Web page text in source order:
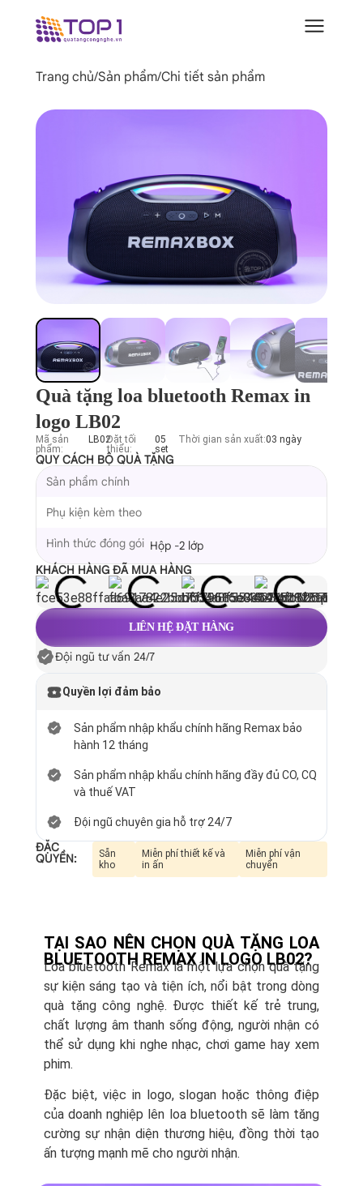
Trang chủ/Sản phẩm/Chi tiết sản phẩm
Quà tặng loa bluetooth Remax in
logo LB02
Mã sản
phẩm:
LB02Đặt tối
thiểu:
05
set
Thời gian sản xuất:03 ngày
QUY CÁCH BỘ QUÀ TẶNG
Sản phẩm chính
Phụ kiện kèm theo
Hình thức đóng gói Hộp -2 lớp
KHÁCH HÀNG ĐÃ MUA HÀNG
LIÊN HỆ ĐẶT HÀNG
Đội ngũ tư vấn 24/7
Quyền lợi đảm bảo
Sản phẩm nhập khẩu chính hãng Remax bảo
hành 12 tháng
Sản phẩm nhập khẩu chính hãng đầy đủ CO, CQ
và thuế VAT
Đội ngũ chuyên gia hỗ trợ 24/7
ĐẶC
QUYỀN:
Sẵn
kho
Miễn phí thiết kế và
in ấn
Miễn phí vận
chuyển
TẠI SAO NÊN CHỌN QUÀ TẶNG LOA
BLUETOOTH REMAX IN LOGO LB02?
Loa bluetooth Remax là một lựa chọn quà tặng
sự kiện sáng tạo và tiện ích, nổi bật trong dòng
quà tặng công nghệ. Được thiết kế trẻ trung,
chất lượng âm thanh sống động, người nhận có
thể sử dụng khi nghe nhạc, chơi game hay xem
phim.
Đặc biệt, việc in logo, slogan hoặc thông điệp
của doanh nghiệp lên loa bluetooth sẽ làm tăng
cường sự nhận diện thương hiệu, đồng thời tạo
ấn tượng mạnh mẽ cho người nhận.